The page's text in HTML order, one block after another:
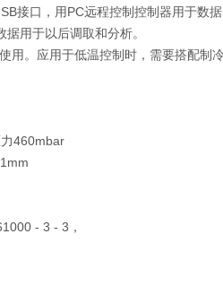
口，用PC远程控制控制器用于数
用于以后调取和分析。
。应用于低温控制时，需要搭配制冷
460mbar
- 3 - 3，